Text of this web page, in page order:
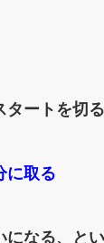
ートを切
に取る
なる、と